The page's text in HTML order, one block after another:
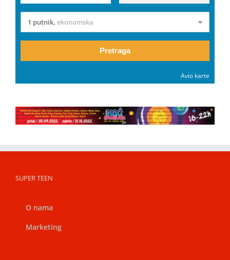
1 putnik, ekonomska
Pretraga
Avio karte
SUPER TEEN
O nama
Marketing